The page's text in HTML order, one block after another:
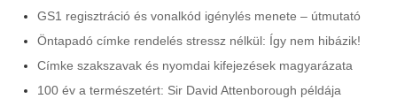
GS1 regisztráció és vonalkód igénylés menete – útmutató
Öntapadó címke rendelés stressz nélkül: Így nem hibázik!
Címke szakszavak és nyomdai kifejezések magyarázata
100 év a természetért: Sir David Attenborough példája